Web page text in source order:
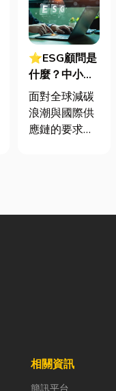
⭐ESG顧問是
什麼？中小企
業挑選四大永
續顧問服務的
實用指南
面對全球減碳
浪潮與國際供
應鏈的要求，
要求提供「碳
真的需要找
相關資訊
簡訊平台